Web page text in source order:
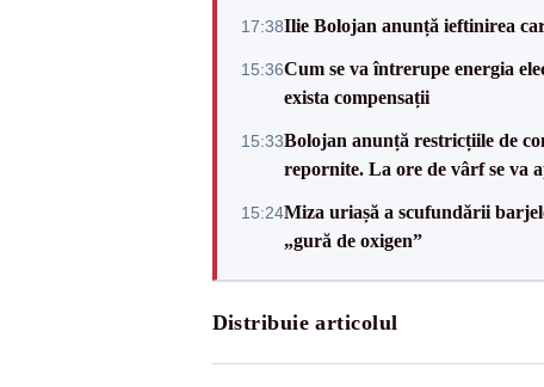
17:38Ilie Bolojan anunță ieftinirea
15:36Cum se va întrerupe energia
exista compensații
15:33Bolojan anunță restricțiile de
repornite. La ore de vârf se
15:24Miza uriașă a scufundării
„gură de oxigen”
Distribuie articolul